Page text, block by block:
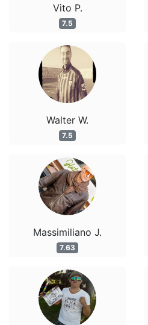
Vito P.
7.5
Walter W.
7.5
Massimiliano J.
7.63